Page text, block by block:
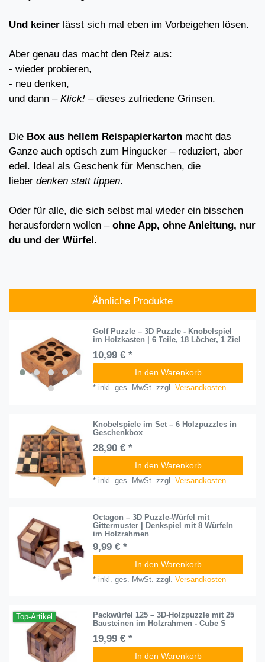
Und keiner lässt sich mal eben im Vorbeigehen lösen.
Aber genau das macht den Reiz aus:
- wieder probieren,
- neu denken,
und dann – Klick! – dieses zufriedene Grinsen.
Die Box aus hellem Reispapierkarton macht das
Ganze auch optisch zum Hingucker – reduziert, aber
edel. Ideal als Geschenk für Menschen, die
lieber denken statt tippen.
Oder für alle, die sich selbst mal wieder ein bisschen
herausfordern wollen – ohne App, ohne Anleitung, nur
du und der Würfel.
Ähnliche Produkte
Golf Puzzle – 3D Puzzle - Knobelspiel
im Holzkasten | 6 Teile, 18 Löcher, 1 Ziel
10,99 € *
In den Warenkorb
* inkl. ges. MwSt. zzgl.Versandkosten
Knobelspiele im Set – 6 Holzpuzzles in
Geschenkbox
28,90 € *
In den Warenkorb
* inkl. ges. MwSt. zzgl.Versandkosten
Octagon – 3D Puzzle-Würfel mit
Gittermuster | Denkspiel mit 8 Würfeln
im Holzrahmen
9,99 € *
In den Warenkorb
* inkl. ges. MwSt. zzgl.Versandkosten
Top-Artikel
Packwürfel 125 – 3D-Holzpuzzle mit 25
Bausteinen im Holzrahmen - Cube S
19,99 € *
In den Warenkorb